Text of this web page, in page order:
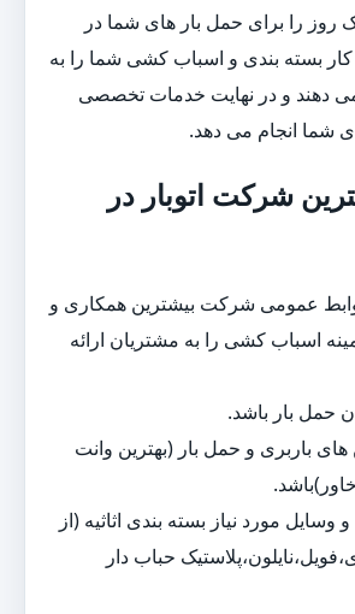
روز را برای حمل بار های شما در
بسته بندی و اسباب کشی شما را به
دهند و در نهایت خدمات تخصصی
شما انجام می دهد.
شرکت اتوبار در
عمومی شرکت بیشترین همکاری و
اسباب کشی را به مشتریان ارائه
حمل بار باشد.
باربری و حمل بار (بهترین وانت
وسایل مورد نیاز بسته بندی اثاثیه (از
حباب دار